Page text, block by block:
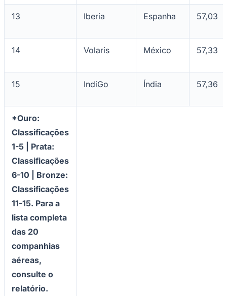
13 Iberia Espanha 57,03
14 Volaris México 57,33
15 IndiGo Índia 57,36
*Ouro:
Classificações
1-5 | Prata:
Classificações
6-10 | Bronze:
Classificações
11-15. Para a
lista completa
das 20
companhias
aéreas,
consulte o
relatório.